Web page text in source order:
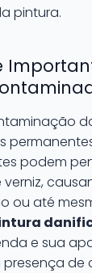
pintura.
podem
ou até
e sua
presença